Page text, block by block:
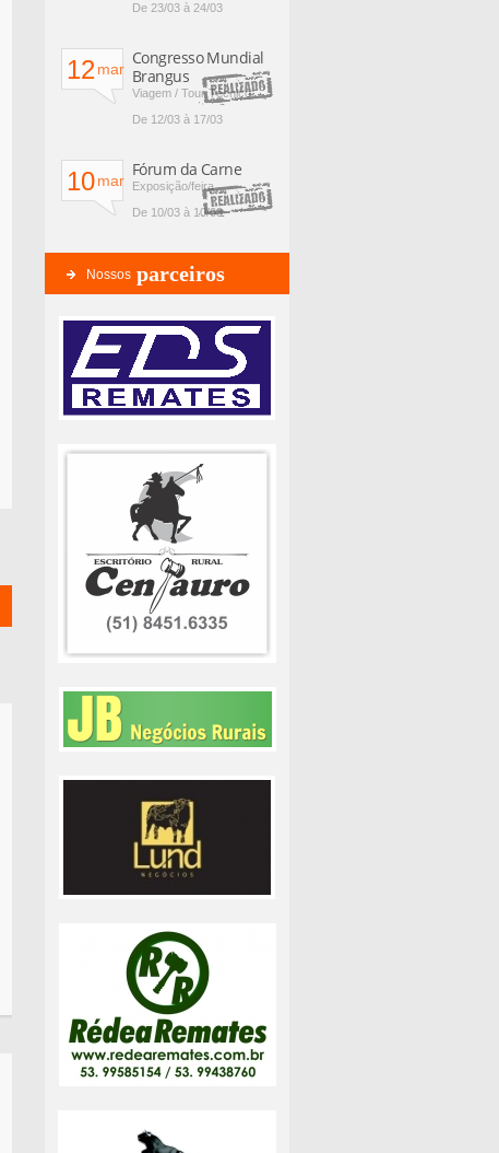
De 23/03 à 24/03
12mar
Congresso Mundial
Brangus
Viagem / Tour Técnico
De 12/03 à 17/03
10mar
Fórum da Carne
Exposição/feira
De 10/03 à 10/03
Nossos parceiros